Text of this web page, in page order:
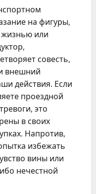
на фигуры,
или
совесть,
внешний
действия. Если
проездной
это
в своих
Напротив,
избежать
вины или
нечестной